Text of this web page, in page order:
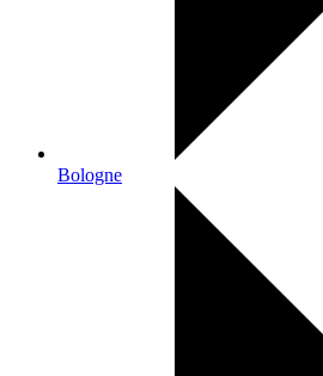
Bologne